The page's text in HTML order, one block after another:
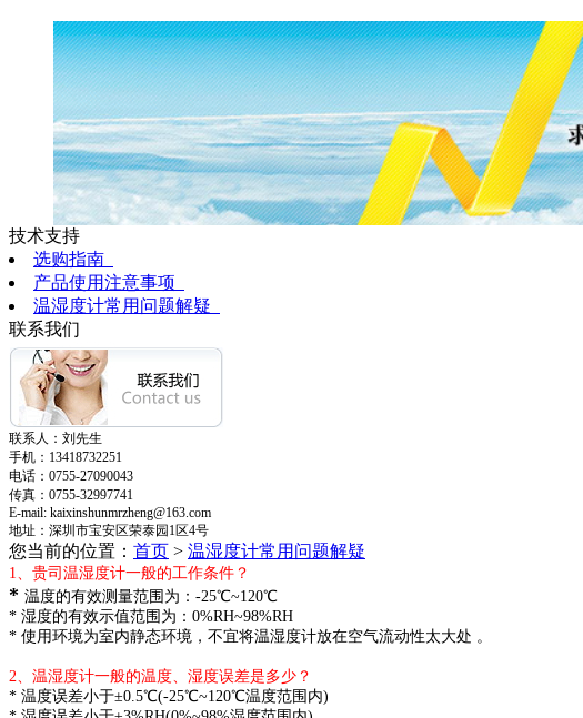
技术支持
选购指南
产品使用注意事项
温湿度计常用问题解疑
联系我们
联系人：刘先生
手机： 13418732251
电话： 0755-27090043
传真： 0755-32997741
E-mail: kaixinshunmrzheng@163.com
地址：深圳市宝安区荣泰园 1区4号
您当前的位置： 首页 > 温湿度计常用问题解疑
1、贵司温湿度计一般的工作条件？
* 温度的有效测量范围为： -25℃~120℃
* 湿度的有效示值范围为：0%RH~98%RH
* 使用环境为室内静态环境，不宜将温湿度计放在空气流动性太大处 。
2、温湿度计一般的温度、湿度误差是多少？
* 温度误差小于±0.5℃(-25℃~120℃温度范围内)